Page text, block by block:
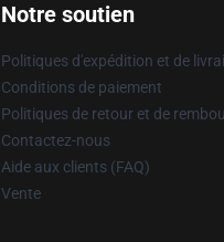
Notre soutien
Politiques d'expédition et de
Conditions de paiement
Politiques de retour et de
Contactez-nous
Aide aux clients (FAQ)
Vente